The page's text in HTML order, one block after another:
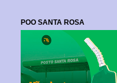
POO SANTA ROSA